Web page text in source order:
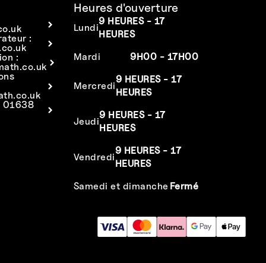
:
:
01638
Heures d'ouverture
Lundi
9 HEURES - 17
HEURES
Mardi
9H00 - 17H00
Mercredi
9 HEURES - 17
HEURES
Jeudi
9 HEURES - 17
HEURES
Vendredi
9 HEURES - 17
HEURES
Samedi et dimanche Fermé